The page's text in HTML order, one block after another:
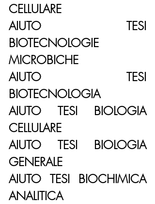
CELLULARE
AIUTO TESI
BIOTECNOLOGIE
MICROBICHE
AIUTO TESI
BIOTECNOLOGIA
AIUTO TESI BIOLOGIA
CELLULARE
AIUTO TESI BIOLOGIA
GENERALE
AIUTO TESI BIOCHIMICA
ANALITICA